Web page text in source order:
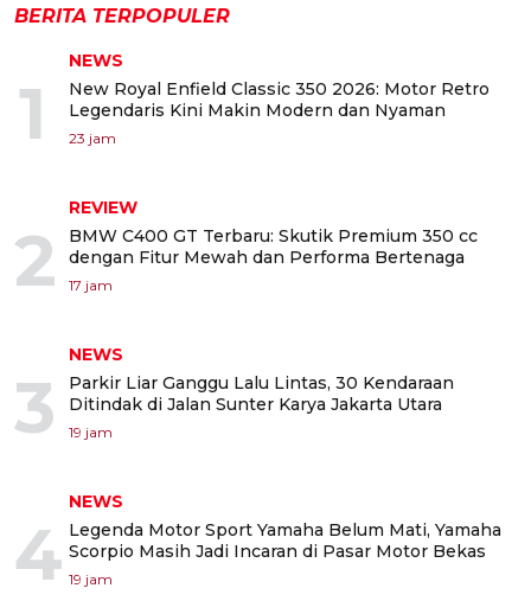
BERITA TERPOPULER
1
NEWS
New Royal Enfield Classic 350 2026: Motor Retro
Legendaris Kini Makin Modern dan Nyaman
23 jam
2
REVIEW
BMW C400 GT Terbaru: Skutik Premium 350 cc
dengan Fitur Mewah dan Performa Bertenaga
17 jam
3
NEWS
Parkir Liar Ganggu Lalu Lintas, 30 Kendaraan
Ditindak di Jalan Sunter Karya Jakarta Utara
19 jam
4
NEWS
Legenda Motor Sport Yamaha Belum Mati, Yamaha
Scorpio Masih Jadi Incaran di Pasar Motor Bekas
19 jam